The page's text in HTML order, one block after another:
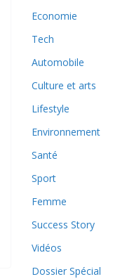
Economie
Tech
Automobile
Culture et arts
Lifestyle
Environnement
Santé
Sport
Femme
Success Story
Vidéos
Dossier Spécial